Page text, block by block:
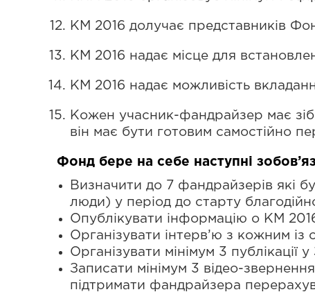
KM 2016 долучає представників
KM 2016 надає місце для
KM 2016 надає можливість
Кожен учасник-фандрайзер має
він має бути готовим самостійно
Фонд бере на себе наступні
Визначити до 7 фандрайзерів які
люди) у період до старту
Опублікувати інформацію о KM
Організувати інтерв’ю з кожним із
Організувати мінімум 3 публікації
Записати мінімум 3 відео-
підтримати фандрайзера